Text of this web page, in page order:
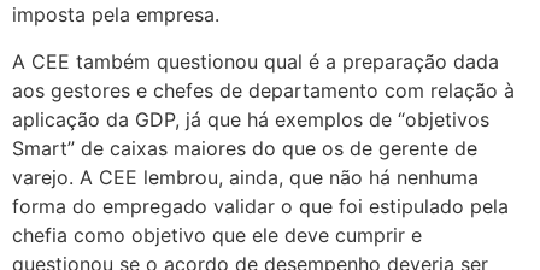
imposta pela empresa.
A CEE também questionou qual é a preparação dada
aos gestores e chefes de departamento com relação à
aplicação da GDP, já que há exemplos de “objetivos
Smart” de caixas maiores do que os de gerente de
varejo. A CEE lembrou, ainda, que não há nenhuma
forma do empregado validar o que foi estipulado pela
chefia como objetivo que ele deve cumprir e
questionou se o acordo de desempenho deveria ser